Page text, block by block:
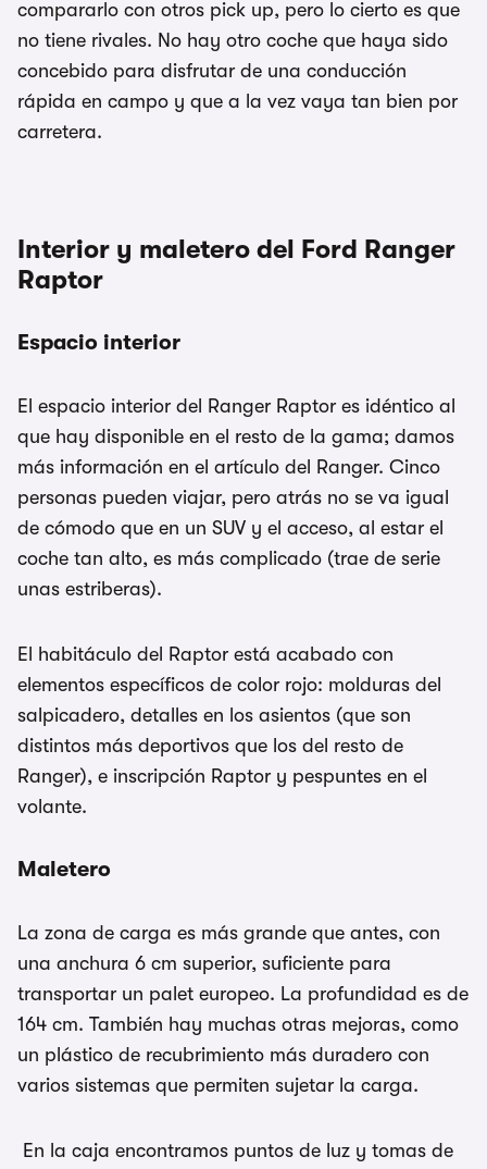
compararlo con otros pick up, pero lo cierto es que
no tiene rivales. No hay otro coche que haya sido
concebido para disfrutar de una conducción
rápida en campo y que a la vez vaya tan bien por
carretera.
Interior y maletero del Ford Ranger
Raptor
Espacio interior
El espacio interior del Ranger Raptor es idéntico al
que hay disponible en el resto de la gama; damos
más información en el artículo del Ranger. Cinco
personas pueden viajar, pero atrás no se va igual
de cómodo que en un SUV y el acceso, al estar el
coche tan alto, es más complicado (trae de serie
unas estriberas).
El habitáculo del Raptor está acabado con
elementos específicos de color rojo: molduras del
salpicadero, detalles en los asientos (que son
distintos más deportivos que los del resto de
Ranger), e inscripción Raptor y pespuntes en el
volante.
Maletero
La zona de carga es más grande que antes, con
una anchura 6 cm superior, suficiente para
transportar un palet europeo. La profundidad es de
164 cm. También hay muchas otras mejoras, como
un plástico de recubrimiento más duradero con
varios sistemas que permiten sujetar la carga.
En la caja encontramos puntos de luz y tomas de